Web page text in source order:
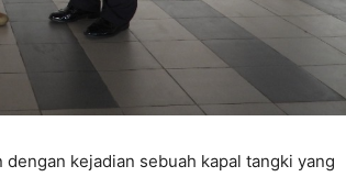
kejadian sebuah kapal tangki yang